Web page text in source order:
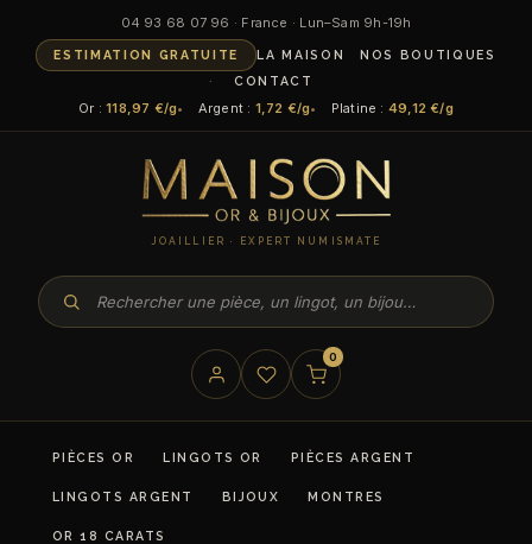
04 93 68 07 96 · France · Lun–Sam 9h-19h
ESTIMATION GRATUITE LA MAISON
NOS BOUTIQUES
CONTACT
Or :118,97 €/g Argent : 1,72 €/g Platine : 49,12 €/g
JOAILLIER · EXPERT NUMISMATE
0
PIÈCES OR LINGOTS OR PIÈCES ARGENT
LINGOTS ARGENT BIJOUX MONTRES
OR 18 CARATS